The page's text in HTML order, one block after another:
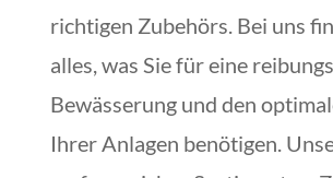
richtigen Zubehörs. Bei uns
alles, was Sie für eine
Bewässerung und den
Ihrer Anlagen benötigen.